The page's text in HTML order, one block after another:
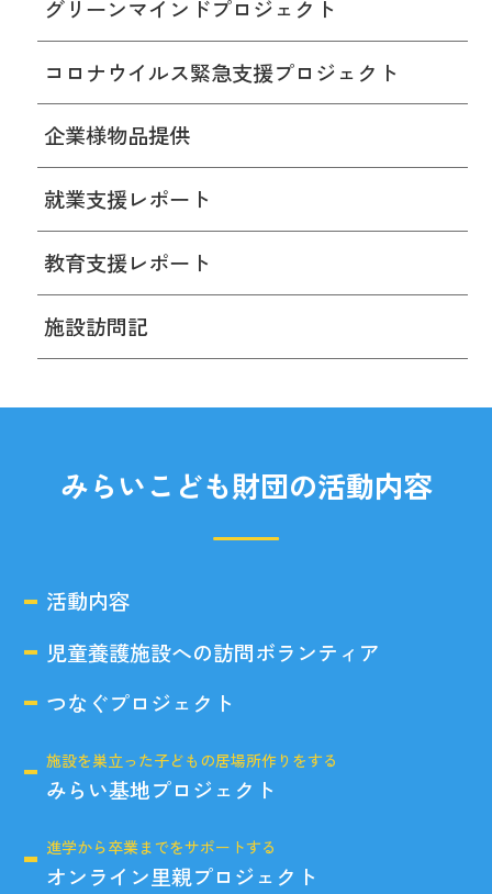
グリーンマインドプロジェクト
コロナウイルス緊急支援プロジェクト
企業様物品提供
就業支援レポート
教育支援レポート
施設訪問記
みらいこども財団の活動内容
活動内容
児童養護施設への訪問ボランティア
つなぐプロジェクト
施設を巣立った子どもの居場所作りをする
みらい基地プロジェクト
進学から卒業までをサポートする
オンライン里親プロジェクト